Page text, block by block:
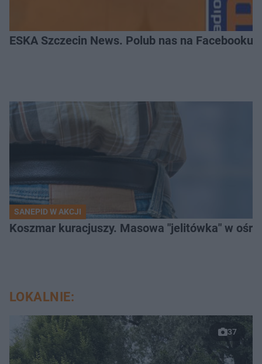
ESKA Szczecin News. Polub nas na Facebooku!
SANEPID W AKCJI
Koszmar kuracjuszy. Masowa "jelitówka" w
LOKALNIE:
37